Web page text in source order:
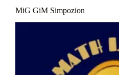
MiG GiM Simpozion